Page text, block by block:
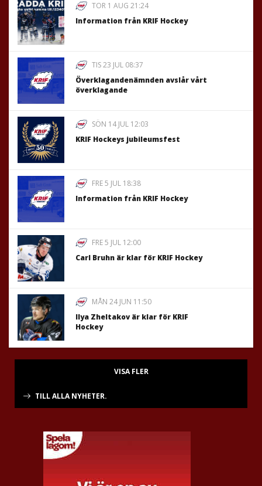
TOR 1 AUG 21:24
Information från KRIF Hockey
TIS 23 JUL 08:37
Överklagandenämnden avslår vårt
överklagande
SÖN 14 JUL 12:03
KRIF Hockeys jubileumsfest
FRE 5 JUL 18:38
Information från KRIF Hockey
FRE 5 JUL 12:00
Carl Bruhn är klar för KRIF Hockey
MÅN 24 JUN 11:50
Ilya Zheltakov är klar för KRIF
Hockey
VISA FLER
TILL ALLA NYHETER.